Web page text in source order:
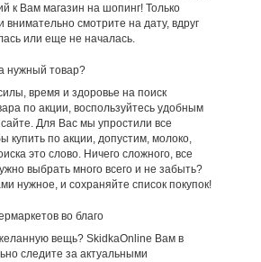
к Вам магазин на шопинг! Только
внимательно смотрите на дату, вдруг
или еще не началась.
нужный товар?
время и здоровье на поиск
по акции, воспользуйтесь удобным
Для Вас мы упростили все
купить по акции, допустим, молоко,
это слово. Ничего сложного, все
выбрать много всего и не забыть?
нужное, и сохраняйте список покупок!
во благо
вещь? SkidkaOnline Вам в
следите за актуальными